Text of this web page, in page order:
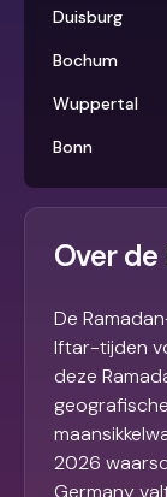
Duisburg
Bochum
Wuppertal
Bonn
Over
De
Iftar-tijden
deze
2026
Germany